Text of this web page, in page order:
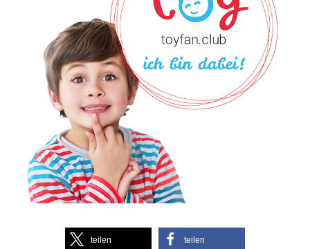
teilen teilen